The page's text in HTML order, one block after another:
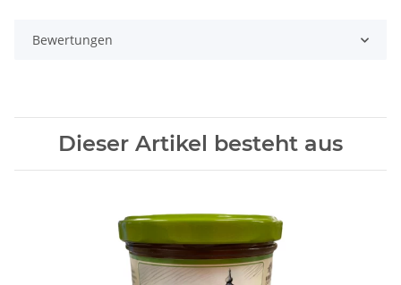
Bewertungen
Dieser Artikel besteht aus